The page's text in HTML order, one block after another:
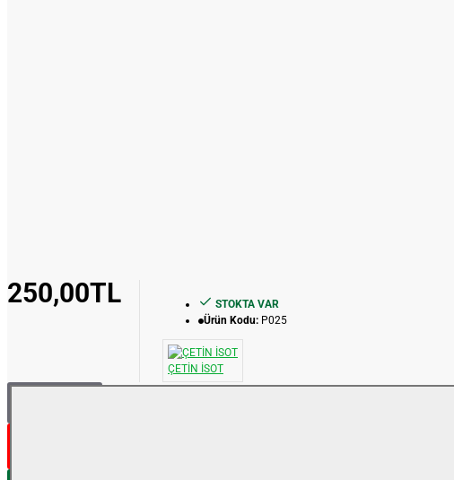
250,00TL
STOKTA VAR
Ürün Kodu: P025
ÇETİN İSOT